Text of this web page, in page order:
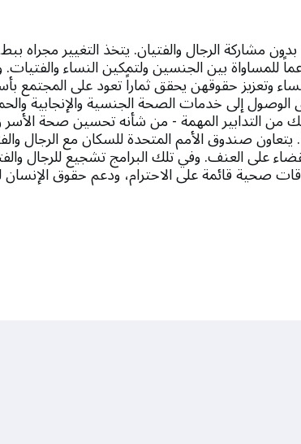
مشاركة الرجال والفتيان. يتخذ التغيير مجراه
للمساواة بين الجنسين ولتمكين النساء
وتعزيز حقوقهن يحقق ثماراً تعود على المجتمع
إلى خدمات الصحة الجنسية والإنجابية
من التدابير المهمة - من شأنه تحسين صحة الأسر
صندوق الأمم المتحدة للسكان مع الرجال
على العنف. وفي تلك البرامج تشجيع للرجال
صحية قائمة على الاحترام، ودعم حقوق